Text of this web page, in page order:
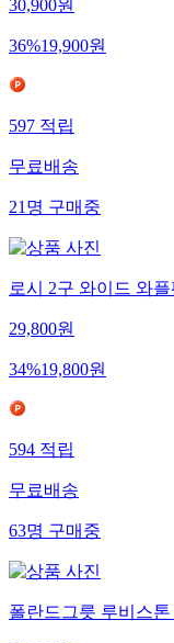
30,900원
36%19,900원
597적립
무료배송
21명구매중
로시 2구 와이드 와
29,800원
34%19,800원
594적립
무료배송
63명구매중
폴란드그릇 루비스톤